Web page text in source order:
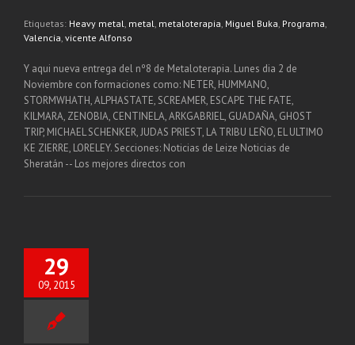
Etiquetas: Heavy metal, metal, metaloterapia, Miguel Buka, Programa,
Valencia, vicente Alfonso
Y aqui nueva entrega del nº8 de Metaloterapia. Lunes dia 2 de
Noviembre con formaciones como: NETER, HUMMANO,
STORMWHATH, ALPHASTATE, SCREAMER, ESCAPE THE FATE,
KILMARA, ZENOBIA, CENTINELA, ARKGABRIEL, GUADAÑA, GHOST
TRIP, MICHAEL SCHENKER, JUDAS PRIEST, LA TRIBU LEÑO, EL ULTIMO
KE ZIERRE, LORELEY. Secciones: Noticias de Leize Noticias de
Sheratán -- Los mejores directos con
29
09, 2015